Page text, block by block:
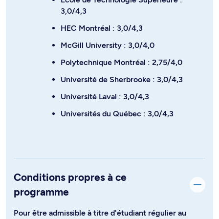
3,0/4,3
HEC Montréal : 3,0/4,3
McGill University : 3,0/4,0
Polytechnique Montréal : 2,75/4,0
Université de Sherbrooke : 3,0/4,3
Université Laval : 3,0/4,3
Universités du Québec : 3,0/4,3
Conditions propres à ce
programme
Pour être admissible à titre d'étudiant régulier au